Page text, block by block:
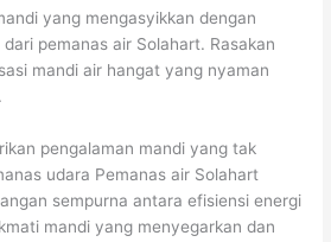
yang mengasyikkan dengan
pemanas air Solahart. Rasakan
mandi air hangat yang nyaman
pengalaman mandi yang tak
udara Pemanas air Solahart
sempurna antara efisiensi energi
mandi yang menyegarkan dan